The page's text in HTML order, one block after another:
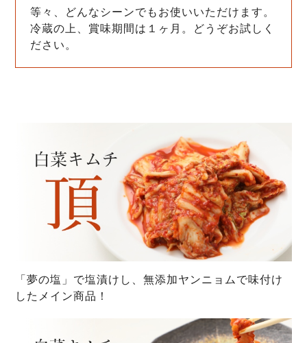
等々、どんなシーンでもお使いいただけます。
冷蔵の上、賞味期間は１ヶ月。どうぞお試しく
ださい。
「夢の塩」で塩漬けし、無添加ヤンニョムで味付け
したメイン商品！